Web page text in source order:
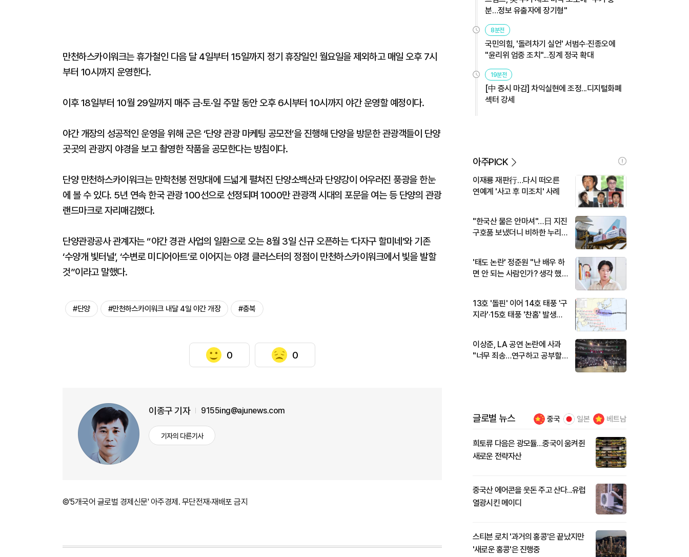
만천하스카이워크는 휴가철인 다음 달 4일부터 15일까지 정기 휴장일인 월요일을 제외하고 매일 오후 7시
부터 10시까지 운영한다.
이후 18일부터 10월 29일까지 매주 금·토·일 주말 동안 오후 6시부터 10시까지 야간 운영할 예정이다.
야간 개장의 성공적인 운영을 위해 군은 ‘단양 관광 마케팅 공모전’을 진행해 단양을 방문한 관광객들이 단양
곳곳의 관광지 야경을 보고 촬영한 작품을 공모한다는 방침이다.
단양 만천하스카이워크는 만학천봉 전망대에 드넓게 펼쳐진 단양소백산과 단양강이 어우러진 풍광을 한눈
에 볼 수 있다. 5년 연속 한국 관광 100선으로 선정되며 1000만 관광객 시대의 포문을 여는 등 단양의 관광
랜드마크로 자리매김했다.
단양관광공사 관계자는 “야간 경관 사업의 일환으로 오는 8월 3일 신규 오픈하는 ‘다자구 할미네’와 기존
‘수양개 빛터널’, ‘수변로 미디어아트’로 이어지는 야경 클러스터의 정점이 만천하스카이워크에서 빛을 발할
것”이라고 말했다.
#단양 #만천하스카이워크 내달 4일 야간 개장 #충북
0 0
이종구 기자 9155ing@ajunews.com
기자의 다른기사
©'5개국어 글로벌 경제신문' 아주경제. 무단전재·재배포 금지
분…정보 유출자에 장기형"
8분전
국민의힘, '돌려차기 실언' 서범수·진종오에
"윤리위 엄중 조치"...징계 정국 확대
19분전
[中 증시 마감] 차익실현에 조정...디지털화폐
섹터 강세
아주PICK
이재룡 재판行…다시 떠오른
연예계 '사고 후 미조치' 사례
"한국산 물은 안마셔"…日 지진
구호품 보냈더니 비하한 누리
'태도 논란' 정준원 "난 배우 하
면 안 되는 사람인가? 생각 했
13호 '돌핀' 이어 14호 태풍 '구
지라'·15호 태풍 '찬홈' 발생…
이상준, LA 공연 논란에 사과
"너무 죄송…연구하고 공부할
글로벌 뉴스 중국 일본 베트남
희토류 다음은 광모듈…중국이 움켜쥔
새로운 전략자산
중국산 에어콘을 웃돈 주고 산다...유럽
열광시킨 메이디
스티븐 로치 '과거의 홍콩'은 끝났지만
'새로운 홍콩'은 진행중